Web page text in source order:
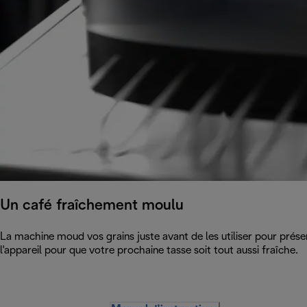
Un café fraîchement moulu
La machine moud vos grains juste avant de les utiliser pour
l'appareil pour que votre prochaine tasse soit tout aussi fraîche.